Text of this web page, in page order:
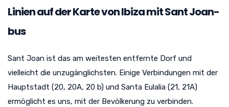
Linien auf der Karte von Ibiza mit Sant Joan-
bus
Sant Joan ist das am weitesten entfernte Dorf und
vielleicht die unzugänglichsten. Einige Verbindungen mit der
Hauptstadt (20, 20A, 20 b) und Santa Eulalia (21, 21A)
ermöglicht es uns, mit der Bevölkerung zu verbinden.